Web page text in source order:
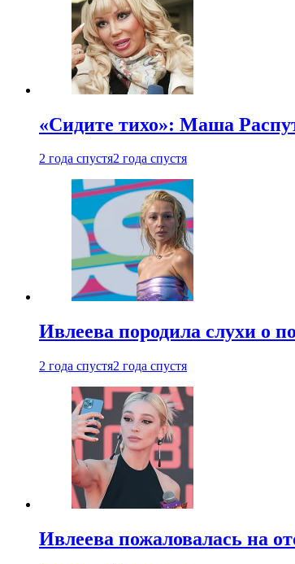
«Сидите тихо»: Маша
2 года спустя2 года спустя
Ивлеева породила слухи о
2 года спустя2 года спустя
Ивлеева пожаловалась на